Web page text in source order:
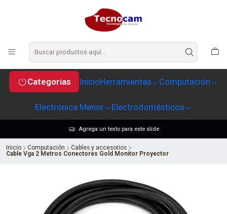
Categorias InicioHerramientas Computación
Electronica Menor Electrodomésticos
Agrega un texto para este slide
Inicio Computación
Cables y accesorios
Cable Vga 2 Metros Conectores Gold Monitor Proyector